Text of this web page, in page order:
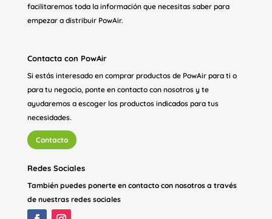
facilitaremos toda la información que necesitas saber para
empezar a distribuir PowAir.
Contacta con PowAir
Si estás interesado en comprar productos de PowAir para ti o
para tu negocio, ponte en contacto con nosotros y te
ayudaremos a escoger los productos indicados para tus
necesidades.
Contacto
Redes Sociales
También puedes ponerte en contacto con nosotros a través
de nuestras redes sociales